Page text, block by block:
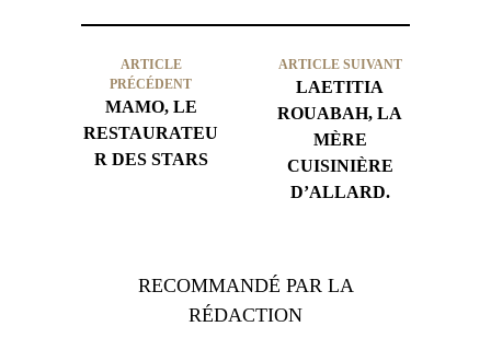
ARTICLE
PRÉCÉDENT
MAMO, LE
RESTAURATEU
R DES STARS
ARTICLE SUIVANT
LAETITIA
ROUABAH, LA
MÈRE
CUISINIÈRE
D’ALLARD.
RECOMMANDÉ PAR LA
RÉDACTION